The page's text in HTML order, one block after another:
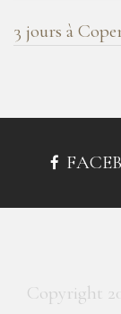
3 jours à
Copyright